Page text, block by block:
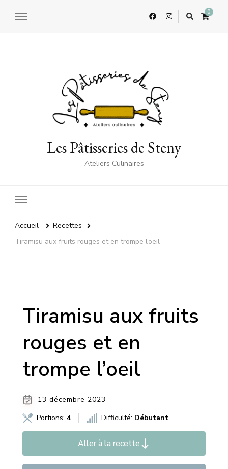
0
Les Pâtisseries de Steny
Ateliers Culinaires
Accueil
Recettes
Tiramisu aux fruits rouges et en trompe l’oeil
Tiramisu aux fruits
rouges et en
trompe l’oeil
13 décembre 2023
Portions: 4 Difficulté: Débutant
Aller à la recette